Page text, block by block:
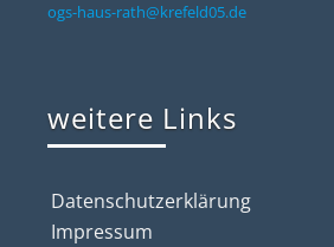
ogs-haus-rath@krefeld05.de
weitere Links
Datenschutzerklärung
Impressum